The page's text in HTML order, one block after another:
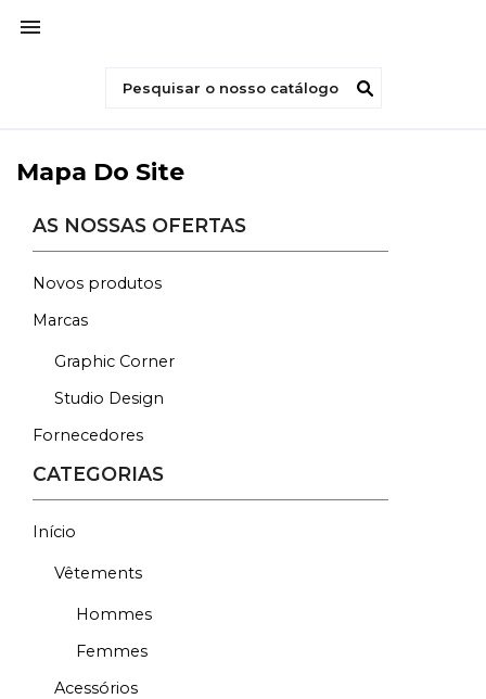

Mapa Do Site
AS NOSSAS OFERTAS
Novos produtos
Marcas
Graphic Corner
Studio Design
Fornecedores
CATEGORIAS
Início
Vêtements
Hommes
Femmes
Acessórios